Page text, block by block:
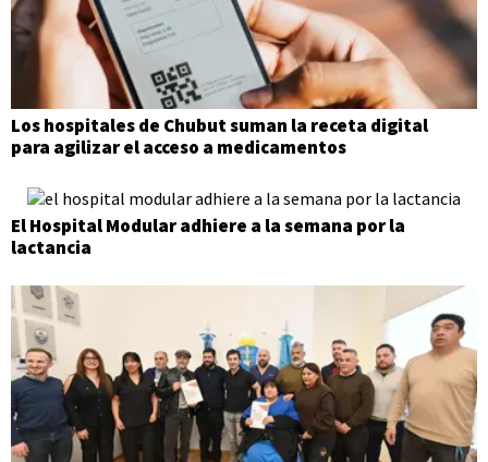
Los hospitales de Chubut suman la receta digital
para agilizar el acceso a medicamentos
El Hospital Modular adhiere a la semana por la
lactancia